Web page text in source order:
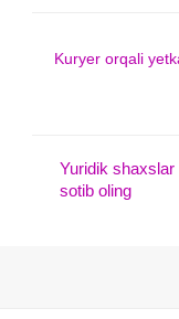
Kuryer orqali
Yuridik
sotib oling